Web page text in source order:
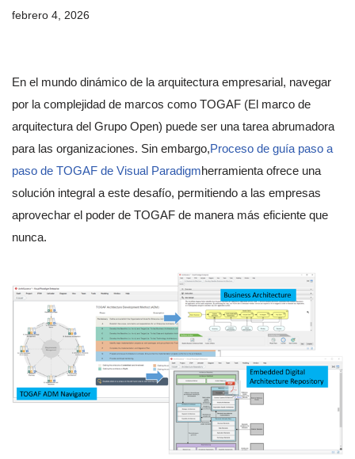
febrero 4, 2026
En el mundo dinámico de la arquitectura empresarial, navegar
por la complejidad de marcos como TOGAF (El marco de
arquitectura del Grupo Open) puede ser una tarea abrumadora
para las organizaciones. Sin embargo,Proceso de guía paso a
paso de TOGAF de Visual Paradigmherramienta ofrece una
solución integral a este desafío, permitiendo a las empresas
aprovechar el poder de TOGAF de manera más eficiente que
nunca.